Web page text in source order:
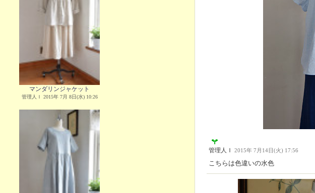
マンダリンジャケット
管理人Ｉ 2015年 7月 8日(水) 10:26
管理人Ｉ 2015年 7月14日(火) 17:56
こちらは色違いの水色